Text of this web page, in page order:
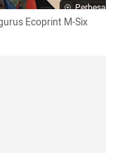
Perbesar
Ecoprint M-Six